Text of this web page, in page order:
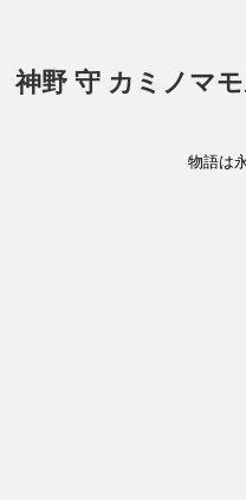
神野 守 カミノマ
物語は